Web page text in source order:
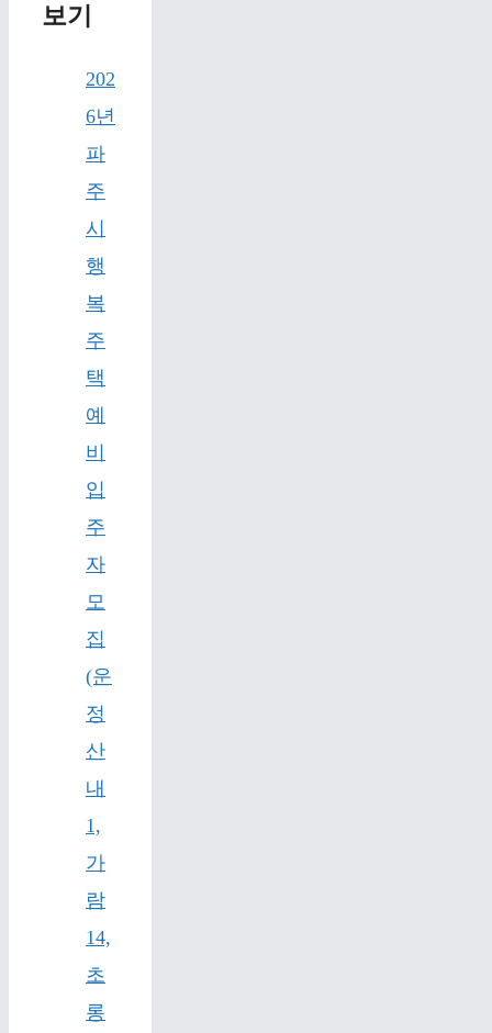
보기
202
6년
파
주
시
행
복
주
택
예
비
입
주
자
모
집
(운
정
산
내
1,
가
람
14,
초
롱